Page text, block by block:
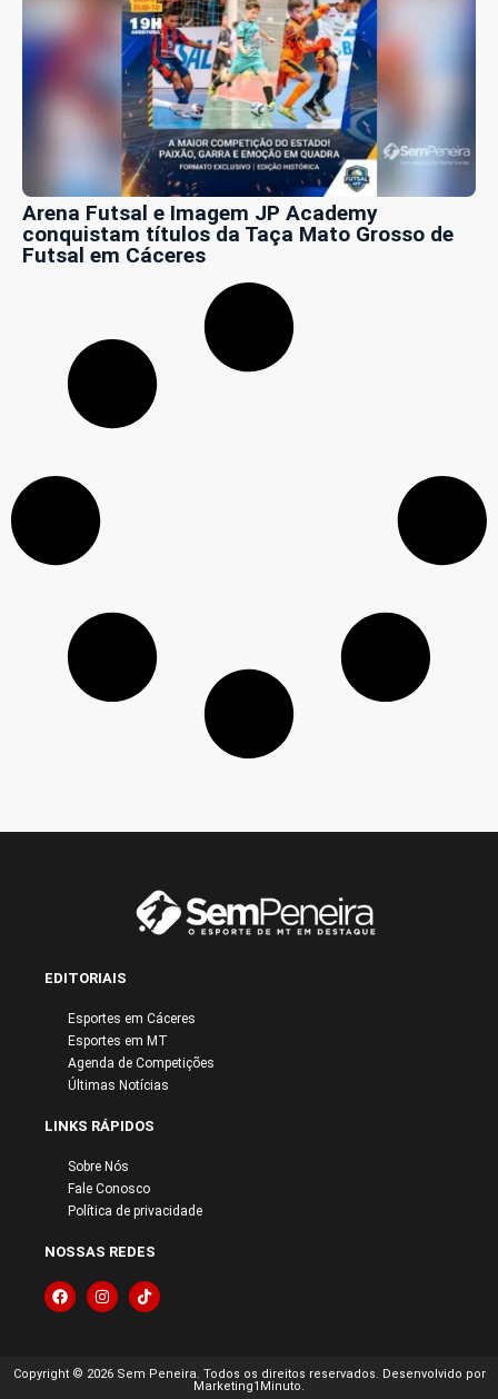
Arena Futsal e Imagem JP Academy
conquistam títulos da Taça Mato Grosso de
Futsal em Cáceres
EDITORIAIS
Esportes em Cáceres
Esportes em MT
Agenda de Competições
Últimas Notícias
LINKS RÁPIDOS
Sobre Nós
Fale Conosco
Política de privacidade
NOSSAS REDES
Copyright © 2026 Sem Peneira. Todos os direitos reservados. Desenvolvido por
Marketing1Minuto.